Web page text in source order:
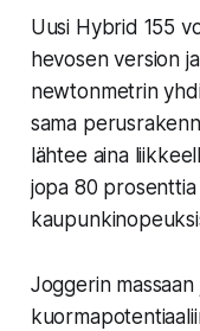
Uusi Hybrid 155
hevosen version
newtonmetrin
sama
lähtee aina
jopa 80 prosenttia
Joggerin